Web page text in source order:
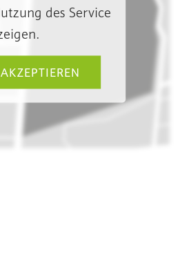
des Service
AKZEPTIEREN